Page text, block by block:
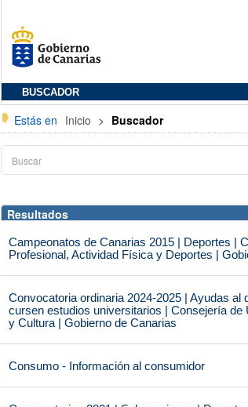
BUSCADOR
Estás en Inicio > Buscador
Resultados
Campeonatos de Canarias 2015 | Deportes |
Profesional, Actividad Física y Deportes |
Convocatoria ordinaria 2024-2025 | Ayudas al
cursen estudios universitarios | Consejería
y Cultura | Gobierno de Canarias
Consumo - Información al consumidor